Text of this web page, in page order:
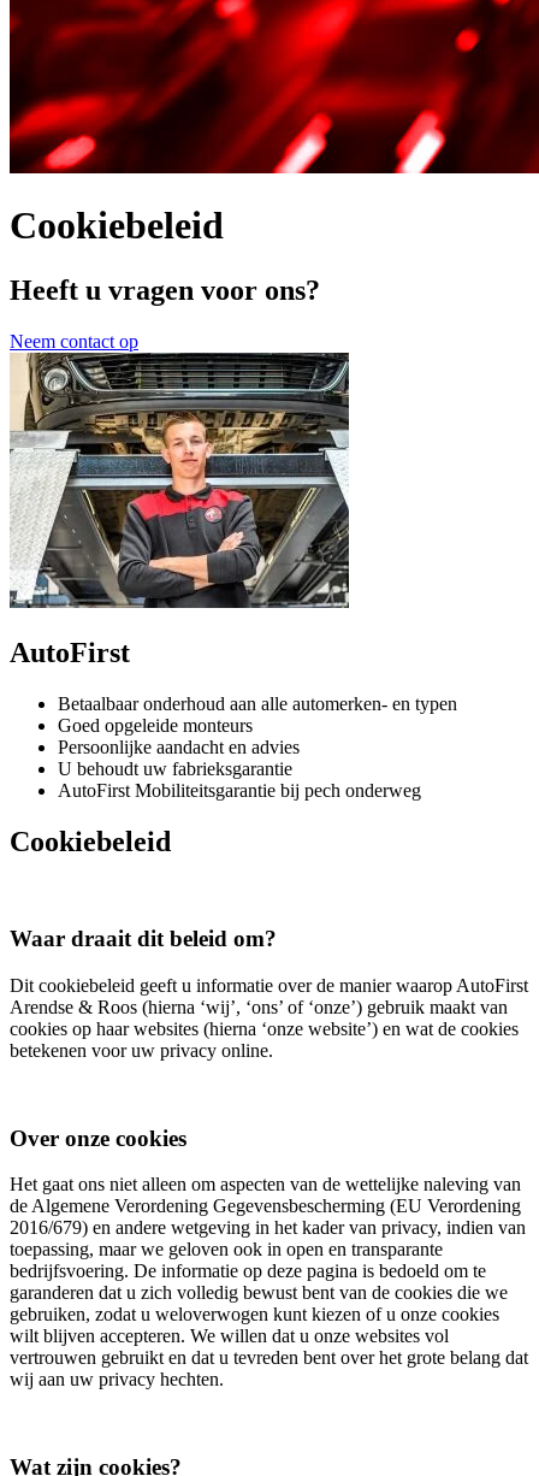
Cookiebeleid
Heeft u vragen voor ons?
Neem contact op
AutoFirst
Betaalbaar onderhoud aan alle automerken- en typen
Goed opgeleide monteurs
Persoonlijke aandacht en advies
U behoudt uw fabrieksgarantie
AutoFirst Mobiliteitsgarantie bij pech onderweg
Cookiebeleid
Waar draait dit beleid om?
Dit cookiebeleid geeft u informatie over de manier waarop AutoFirst
Arendse & Roos (hierna ‘wij’, ‘ons’ of ‘onze’) gebruik maakt van
cookies op haar websites (hierna ‘onze website’) en wat de cookies
betekenen voor uw privacy online.
Over onze cookies
Het gaat ons niet alleen om aspecten van de wettelijke naleving van
de Algemene Verordening Gegevensbescherming (EU Verordening
2016/679) en andere wetgeving in het kader van privacy, indien van
toepassing, maar we geloven ook in open en transparante
bedrijfsvoering. De informatie op deze pagina is bedoeld om te
garanderen dat u zich volledig bewust bent van de cookies die we
gebruiken, zodat u weloverwogen kunt kiezen of u onze cookies
wilt blijven accepteren. We willen dat u onze websites vol
vertrouwen gebruikt en dat u tevreden bent over het grote belang dat
wij aan uw privacy hechten.
Wat zijn cookies?